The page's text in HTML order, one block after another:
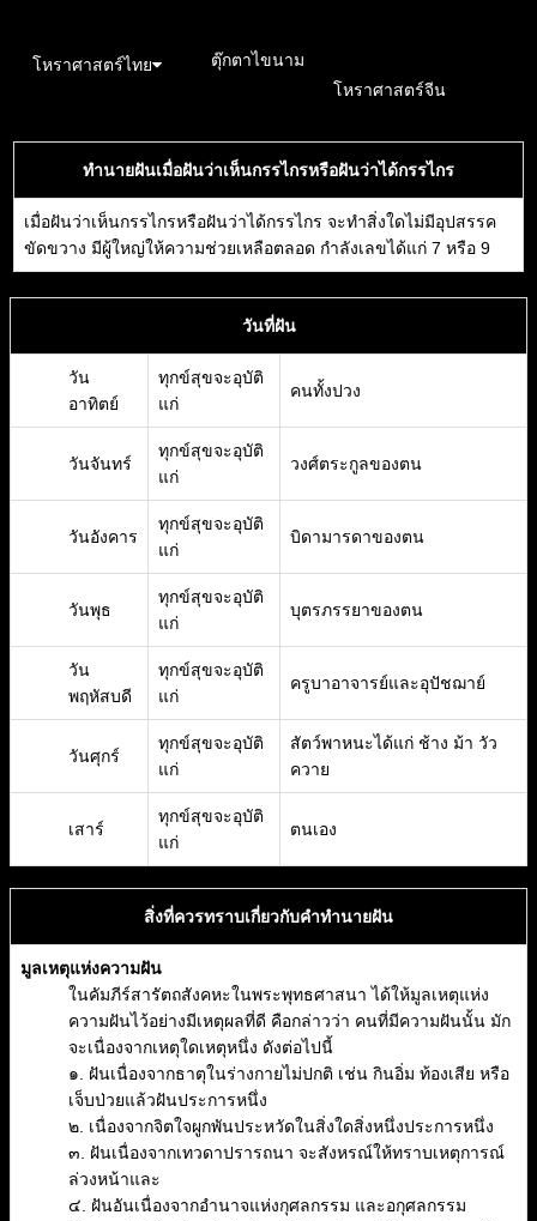
โหราศาสตร์ไทย
ตุ๊กตาไขนาม
โหราศาสตร์จีน
ทำนายฝันเมื่อฝันว่าเห็นกรรไกรหรือฝันว่าได้กรรไกร
เมื่อฝันว่าเห็นกรรไกรหรือฝันว่าได้กรรไกร จะทำสิ่งใดไม่มีอุปสรรค
ขัดขวาง มีผู้ใหญ่ให้ความช่วยเหลือตลอด กำลังเลขได้แก่ 7 หรือ 9
วันที่ฝัน
วัน
อาทิตย์
ทุกข์สุขจะอุบัติ
แก่
คนทั้งปวง
วันจันทร์
ทุกข์สุขจะอุบัติ
แก่
วงศ์ตระกูลของตน
วันอังคาร
ทุกข์สุขจะอุบัติ
แก่
บิดามารดาของตน
วันพุธ
ทุกข์สุขจะอุบัติ
แก่
บุตรภรรยาของตน
วัน
พฤหัสบดี
ทุกข์สุขจะอุบัติ
แก่
ครูบาอาจารย์และอุปัชฌาย์
วันศุกร์
ทุกข์สุขจะอุบัติ
แก่
สัตว์พาหนะได้แก่ ช้าง ม้า วัว
ควาย
เสาร์
ทุกข์สุขจะอุบัติ
แก่
ตนเอง
สิ่งที่ควรทราบเกี่ยวกับคำทำนายฝัน
มูลเหตุแห่งความฝัน
ในคัมภีร์สารัตถสังคหะในพระพุทธศาสนา ได้ให้มูลเหตุแห่ง
ความฝันไว้อย่างมีเหตุผลที่ดี คือกล่าวว่า คนที่มีความฝันนั้น มัก
จะเนื่องจากเหตุใดเหตุหนึ่ง ดังต่อไปนี้
๑. ฝันเนื่องจากธาตุในร่างกายไม่ปกติ เช่น กินอิ่ม ท้องเสีย หรือ
เจ็บป่วยแล้วฝันประการหนึ่ง
๒. เนื่องจากจิตใจผูกพันประหวัดในสิ่งใดสิ่งหนึ่งประการหนึ่ง
๓. ฝันเนื่องจากเทวดาปรารถนา จะสังหรณ์ให้ทราบเหตุการณ์
ล่วงหน้าและ
๔. ฝันอันเนื่องจากอำนาจแห่งกุศลกรรม และอกุศลกรรม